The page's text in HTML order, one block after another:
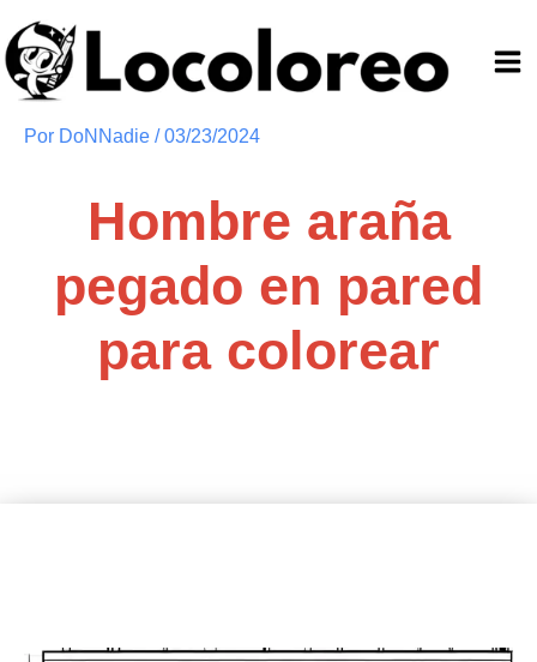
al
contenido
Por DoNNadie /03/23/2024
Hombre araña
pegado en pared
para colorear